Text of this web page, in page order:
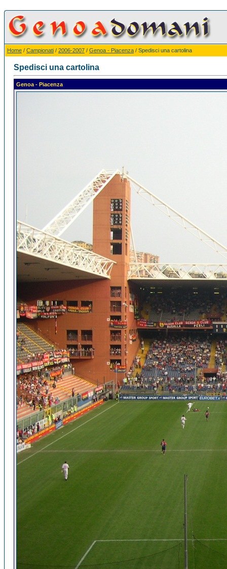
Home / Campionati / 2006-2007 / Genoa - Piacenza / Spedisci una cartolina
Spedisci una cartolina
Genoa - Piacenza